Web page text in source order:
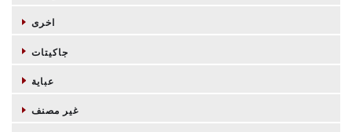
اخرى
جاكيتات
عباية
غير مصنف